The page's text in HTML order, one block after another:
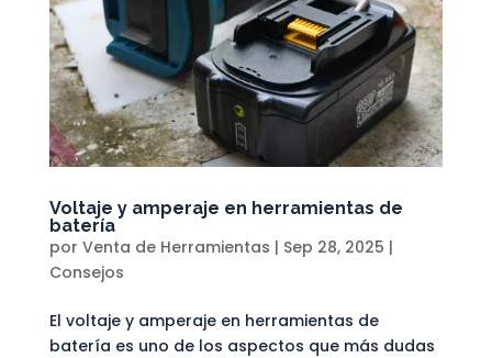
Voltaje y amperaje en herramientas de
batería
por Venta de Herramientas | Sep 28, 2025 |
Consejos
El voltaje y amperaje en herramientas de
batería es uno de los aspectos que más dudas